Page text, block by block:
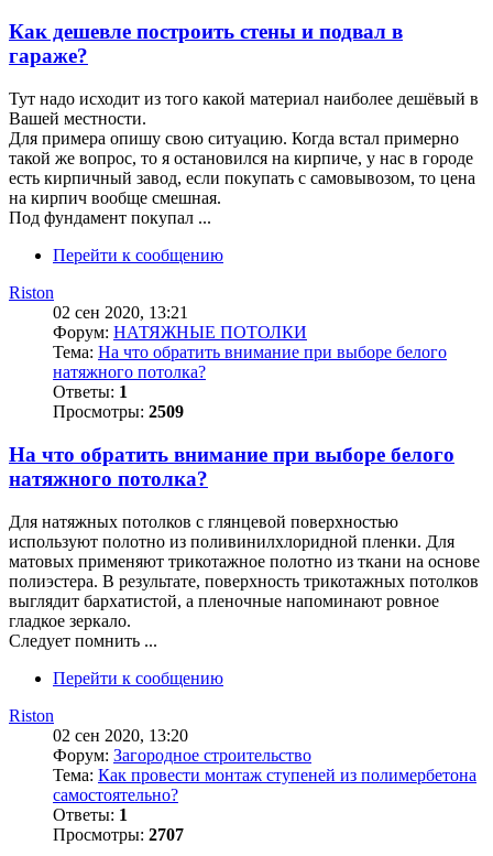
Как дешевле построить стены и подвал в
гараже?
Тут надо исходит из того какой материал наиболее дешёвый в
Вашей местности.
Для примера опишу свою ситуацию. Когда встал примерно
такой же вопрос, то я остановился на кирпиче, у нас в городе
есть кирпичный завод, если покупать с самовывозом, то цена
на кирпич вообще смешная.
Под фундамент покупал ...
Перейти к сообщению
Riston
02 сен 2020, 13:21
Форум: НАТЯЖНЫЕ ПОТОЛКИ
Тема: На что обратить внимание при выборе белого
натяжного потолка?
Ответы: 1
Просмотры: 2509
На что обратить внимание при выборе белого
натяжного потолка?
Для натяжных потолков с глянцевой поверхностью
используют полотно из поливинилхлоридной пленки. Для
матовых применяют трикотажное полотно из ткани на основе
полиэстера. В результате, поверхность трикотажных потолков
выглядит бархатистой, а пленочные напоминают ровное
гладкое зеркало.
Следует помнить ...
Перейти к сообщению
Riston
02 сен 2020, 13:20
Форум: Загородное строительство
Тема: Как провести монтаж ступеней из полимербетона
самостоятельно?
Ответы: 1
Просмотры: 2707